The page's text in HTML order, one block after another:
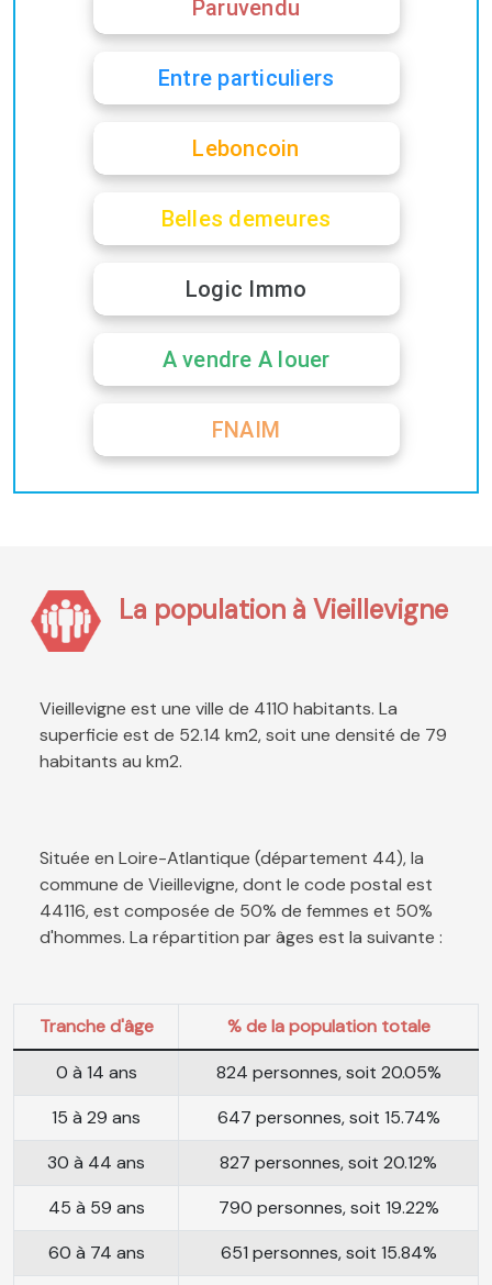
Paruvendu
Entre particuliers
Leboncoin
Belles demeures
Logic Immo
A vendre A louer
FNAIM
La population à Vieillevigne
Vieillevigne est une ville de 4110 habitants. La
superficie est de 52.14 km2, soit une densité de 79
habitants au km2.
Située en Loire-Atlantique (département 44), la
commune de Vieillevigne, dont le code postal est
44116, est composée de 50% de femmes et 50%
d'hommes. La répartition par âges est la suivante :
Tranche d'âge
% de la population totale
0 à 14 ans
824 personnes, soit 20.05%
15 à 29 ans
647 personnes, soit 15.74%
30 à 44 ans
827 personnes, soit 20.12%
45 à 59 ans
790 personnes, soit 19.22%
60 à 74 ans
651 personnes, soit 15.84%